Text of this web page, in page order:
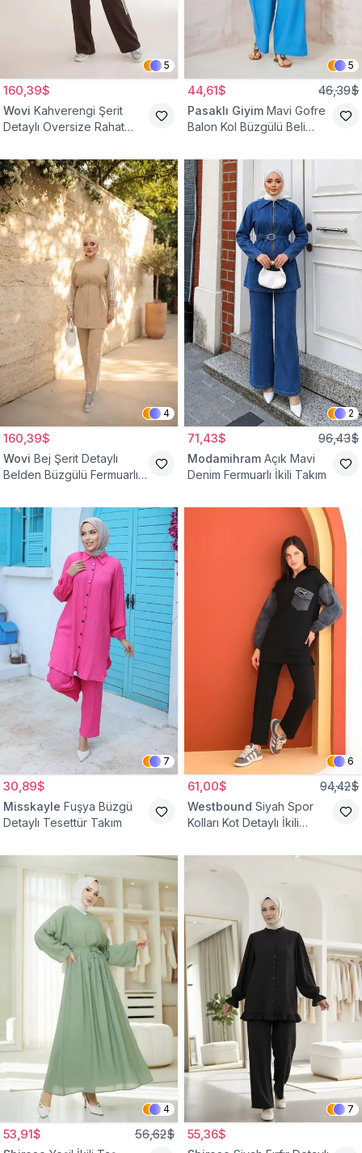
5
160,39$
Wovi Kahverengi Şerit
Detaylı Oversize Rahat
5
44,61$ 46,39$
Pasaklı Giyim Mavi Gofre
Balon Kol Büzgülü Beli
Takım
4
160,39$
Wovi Bej Şerit Detaylı
Belden Büzgülü Fermuarlı
2
71,43$ 96,43$
Modamihram Açık Mavi
Denim Fermuarlı İkili Takım
7
30,89$
Misskayle Fuşya Büzgü
Detaylı Tesettür Takım
6
61,00$ 94,42$
Westbound Siyah Spor
Kolları Kot Detaylı İkili
4
53,91$ 56,62$
7
55,36$